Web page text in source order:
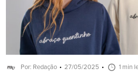
Por: Redação 27/05/2025 1 min